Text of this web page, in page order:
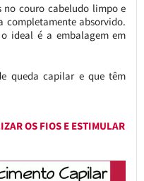
no couro cabeludo limpo e
absorvido.
ideal é a embalagem em
queda capilar e que têm
OS FIOS E ESTIMULAR